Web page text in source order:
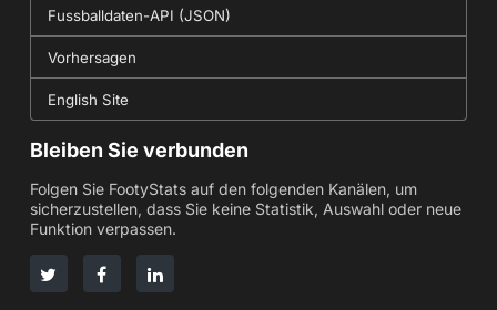
Fussballdaten-API (JSON)
Vorhersagen
English Site
Bleiben Sie verbunden
Folgen Sie FootyStats auf den folgenden Kanälen, um
sicherzustellen, dass Sie keine Statistik, Auswahl oder neue
Funktion verpassen.